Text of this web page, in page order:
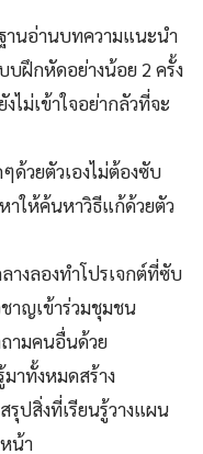
านอ่านบทความแนะนำ
บฝึกหัดอย่างน้อย 2 ครั้ง
ไม่เข้าใจอย่ากลัวที่จะ
ๆด้วยตัวเองไม่ต้องซับ
าให้ค้นหาวิธีแก้ด้วยตัว
งลองทำโปรเจกต์ที่ซับ
าญเข้าร่วมชุมชน
ามคนอื่นด้วย
าทั้งหมดสร้าง
ปสิ่งที่เรียนรู้วางแผน
น้า